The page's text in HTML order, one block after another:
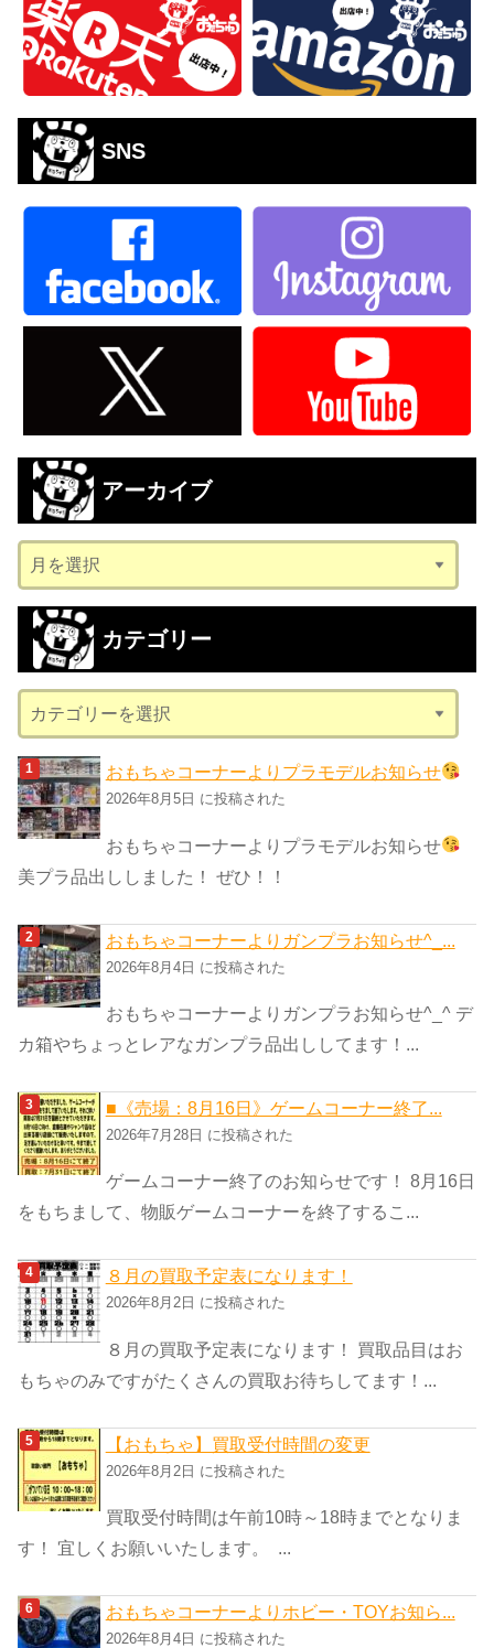
SNS
アーカイブ
ー
カ
ブ
カテゴリー
テ
ゴ
リ
ー
おもちゃコーナーよりプラモデルお知らせ
2026年8月5日 に投稿された
おもちゃコーナーよりプラモデルお知らせ
美プラ品出ししました！ ぜひ！！
おもちゃコーナーよりガンプラお知らせ^_...
2026年8月4日 に投稿された
おもちゃコーナーよりガンプラお知らせ^_^ デ
カ箱やちょっとレアなガンプラ品出ししてます！...
■《売場：8月16日》ゲームコーナー終了...
2026年7月28日 に投稿された
ゲームコーナー終了のお知らせです！ 8月16日
をもちまして、物販ゲームコーナーを終了するこ...
８月の買取予定表になります！
2026年8月2日 に投稿された
８月の買取予定表になります！ 買取品目はお
もちゃのみですがたくさんの買取お待ちしてます！...
【おもちゃ】買取受付時間の変更
2026年8月2日 に投稿された
買取受付時間は午前10時～18時までとなりま
す！ 宜しくお願いいたします。 ...
おもちゃコーナーよりホビー・TOYお知ら...
2026年8月4日 に投稿された